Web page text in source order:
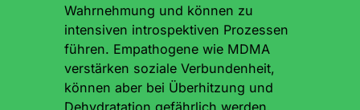
Wahrnehmung und können zu
intensiven introspektiven Prozessen
führen. Empathogene wie MDMA
verstärken soziale Verbundenheit,
können aber bei Überhitzung und
Dehydratation gefährlich werden.